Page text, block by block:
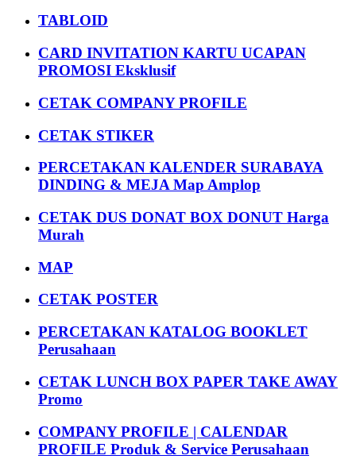
TABLOID
CARD INVITATION KARTU UCAPAN
PROMOSI Eksklusif
CETAK COMPANY PROFILE
CETAK STIKER
PERCETAKAN KALENDER SURABAYA
DINDING & MEJA Map Amplop
CETAK DUS DONAT BOX DONUT Harga
Murah
MAP
CETAK POSTER
PERCETAKAN KATALOG BOOKLET
Perusahaan
CETAK LUNCH BOX PAPER TAKE AWAY
Promo
COMPANY PROFILE | CALENDAR
PROFILE Produk & Service Perusahaan